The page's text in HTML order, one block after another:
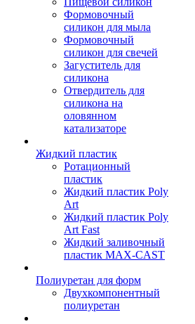
Формовочный
силикон для мыла
Формовочный
силикон для свечей
Загуститель для
силикона
Отвердитель для
силикона на
оловянном
катализаторе
Жидкий пластик
Ротационный
пластик
Жидкий пластик Poly
Art
Жидкий пластик Poly
Art Fast
Жидкий заливочный
пластик MAX-CAST
Полиуретан для форм
Двухкомпонентный
полиуретан